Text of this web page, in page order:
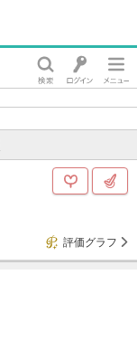
評価グラフ